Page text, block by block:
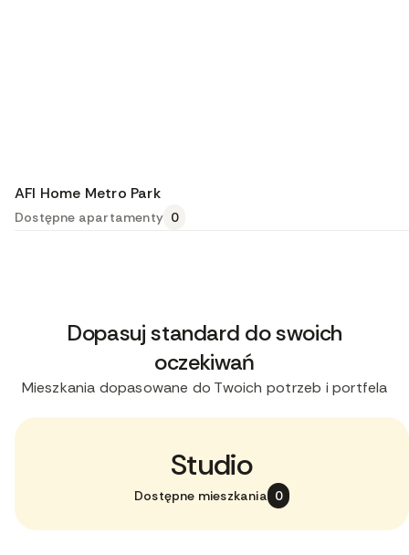
AFI Home Metro Park
Dostępne apartamenty 0
Dopasuj standard do swoich
oczekiwań
Mieszkania dopasowane do Twoich potrzeb i portfela
Studio
Dostępne mieszkania 0